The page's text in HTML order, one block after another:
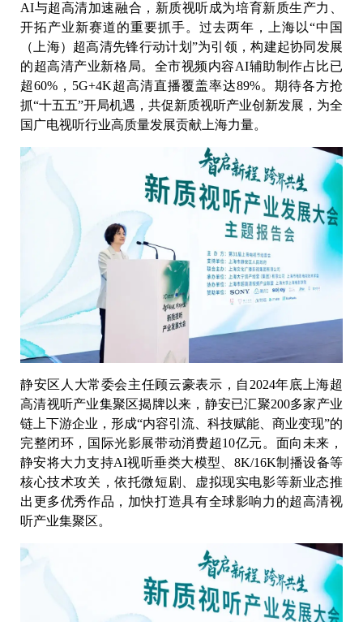
AI与超高清加速融合，新质视听成为培育新质生产力、
开拓产业新赛道的重要抓手。过去两年，上海以“中国
（上海）超高清先锋行动计划”为引领，构建起协同发展
的超高清产业新格局。全市视频内容AI辅助制作占比已
超60%，5G+4K超高清直播覆盖率达89%。期待各方抢
抓“十五五”开局机遇，共促新质视听产业创新发展，为全
国广电视听行业高质量发展贡献上海力量。
静安区人大常委会主任顾云豪表示，自2024年底上海超
高清视听产业集聚区揭牌以来，静安已汇聚200多家产业
链上下游企业，形成“内容引流、科技赋能、商业变现”的
完整闭环，国际光影展带动消费超10亿元。面向未来，
静安将大力支持AI视听垂类大模型、8K/16K制播设备等
核心技术攻关，依托微短剧、虚拟现实电影等新业态推
出更多优秀作品，加快打造具有全球影响力的超高清视
听产业集聚区。